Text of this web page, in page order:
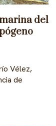
del
Vélez,
de